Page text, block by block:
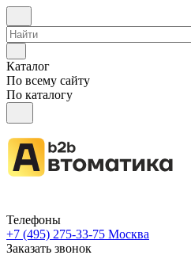
Каталог
По всему сайту
По каталогу
Телефоны
+7 (495) 275-33-75 Москва
Заказать звонок